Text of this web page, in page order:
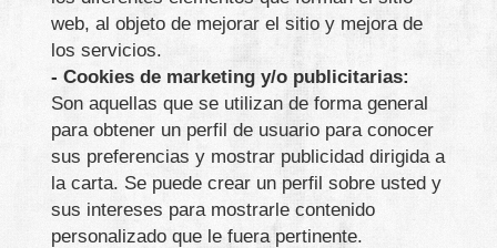
web, al objeto de mejorar el sitio y mejora de
los servicios.
- Cookies de marketing y/o publicitarias:
Son aquellas que se utilizan de forma general
para obtener un perfil de usuario para conocer
sus preferencias y mostrar publicidad dirigida a
la carta. Se puede crear un perfil sobre usted y
sus intereses para mostrarle contenido
personalizado que le fuera pertinente.